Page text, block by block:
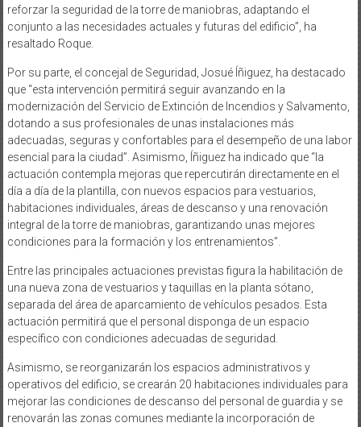
reforzar la seguridad de la torre de maniobras, adaptando el
conjunto a las necesidades actuales y futuras del edificio”, ha
resaltado Roque.
Por su parte, el concejal de Seguridad, Josué Íñiguez, ha destacado
que “esta intervención permitirá seguir avanzando en la
modernización del Servicio de Extinción de Incendios y Salvamento,
dotando a sus profesionales de unas instalaciones más
adecuadas, seguras y confortables para el desempeño de una labor
esencial para la ciudad”. Asimismo, Íñiguez ha indicado que “la
actuación contempla mejoras que repercutirán directamente en el
día a día de la plantilla, con nuevos espacios para vestuarios,
habitaciones individuales, áreas de descanso y una renovación
integral de la torre de maniobras, garantizando unas mejores
condiciones para la formación y los entrenamientos”.
Entre las principales actuaciones previstas figura la habilitación de
una nueva zona de vestuarios y taquillas en la planta sótano,
separada del área de aparcamiento de vehículos pesados. Esta
actuación permitirá que el personal disponga de un espacio
específico con condiciones adecuadas de seguridad.
Asimismo, se reorganizarán los espacios administrativos y
operativos del edificio, se crearán 20 habitaciones individuales para
mejorar las condiciones de descanso del personal de guardia y se
renovarán las zonas comunes mediante la incorporación de